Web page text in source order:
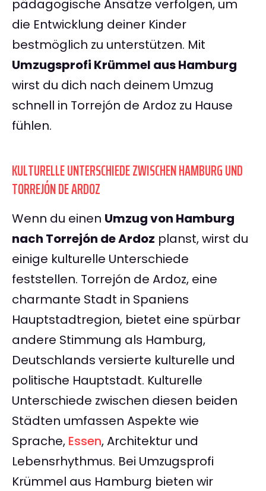
pädagogische Ansätze verfolgen, um
die Entwicklung deiner Kinder
bestmöglich zu unterstützen. Mit
Umzugsprofi Krümmel aus Hamburg
wirst du dich nach deinem Umzug
schnell in Torrejón de Ardoz zu Hause
fühlen.
KULTURELLE UNTERSCHIEDE ZWISCHEN HAMBURG UND
TORREJÓN DE ARDOZ
Wenn du einen Umzug von Hamburg
nach Torrejón de Ardoz planst, wirst du
einige kulturelle Unterschiede
feststellen. Torrejón de Ardoz, eine
charmante Stadt in Spaniens
Hauptstadtregion, bietet eine spürbar
andere Stimmung als Hamburg,
Deutschlands versierte kulturelle und
politische Hauptstadt. Kulturelle
Unterschiede zwischen diesen beiden
Städten umfassen Aspekte wie
Sprache, Essen, Architektur und
Lebensrhythmus. Bei Umzugsprofi
Krümmel aus Hamburg bieten wir